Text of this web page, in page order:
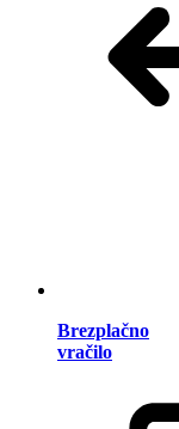
Brezplačno
vračilo